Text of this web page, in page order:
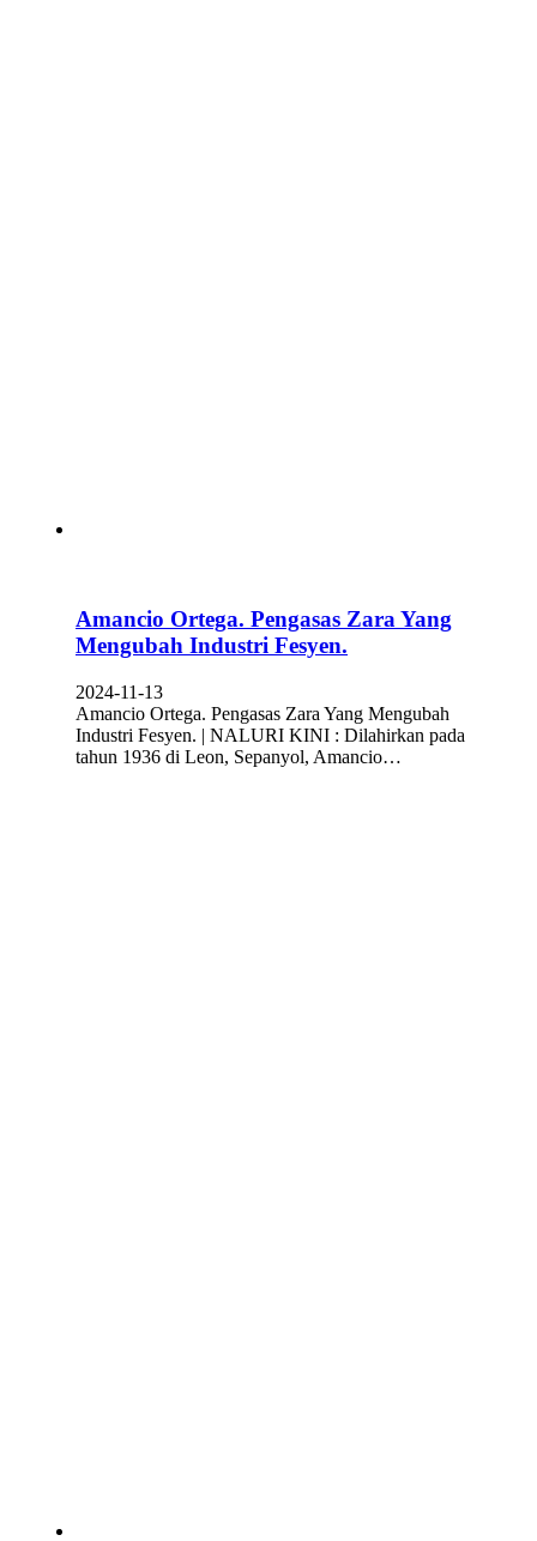
Amancio Ortega. Pengasas Zara Yang
Mengubah Industri Fesyen.
2024-11-13
Amancio Ortega. Pengasas Zara Yang Mengubah
Industri Fesyen. | NALURI KINI : Dilahirkan pada
tahun 1936 di Leon, Sepanyol, Amancio…